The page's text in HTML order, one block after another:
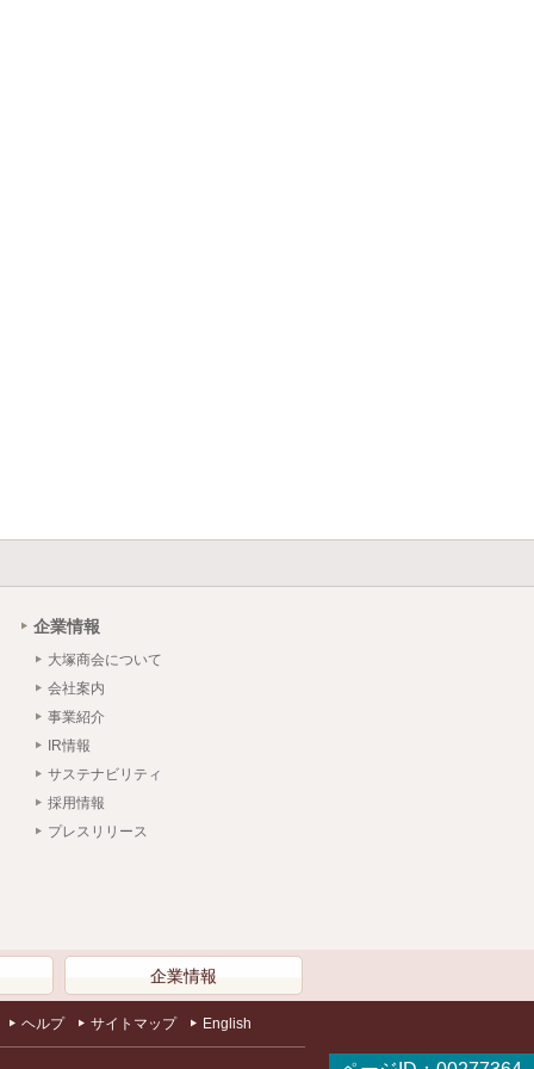
企業情報
大塚商会について
会社案内
事業紹介
IR情報
サステナビリティ
採用情報
プレスリリース
企業情報
ヘルプ サイトマップ English